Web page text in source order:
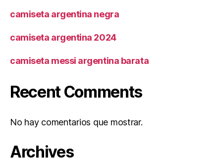
camiseta argentina negra
camiseta argentina 2024
camiseta messi argentina barata
Recent Comments
No hay comentarios que mostrar.
Archives